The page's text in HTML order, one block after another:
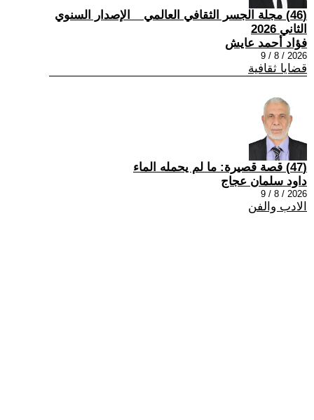
(46) مجلة الجسر الثقافي العالمي _ الإصدار السنوي
الثاني 2026
فؤاد أحمد عايش
2026 / 8 / 9
قضايا ثقافية
(47) قصة قصيرة: ما لم يحمله الماء
داود سلمان عجاج
2026 / 8 / 9
الادب والفن